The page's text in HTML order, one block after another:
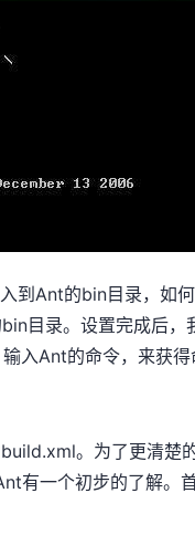
到Ant的bin目录，如
目录。设置完成后，
Ant的命令，来获得
。为了更清楚
有一个初步的了解。